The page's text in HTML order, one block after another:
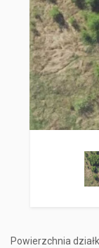
Powierzchnia